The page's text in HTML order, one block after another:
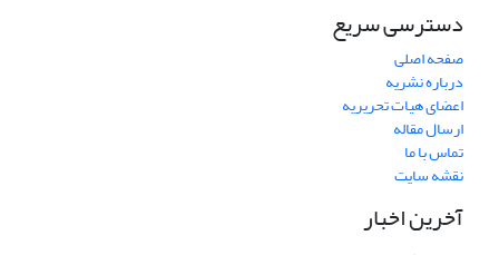
دسترسی سریع
صفحه اصلی
درباره نشریه
اعضای هیات تحریریه
ارسال مقاله
تماس با ما
نقشه سایت
آخرین اخبار